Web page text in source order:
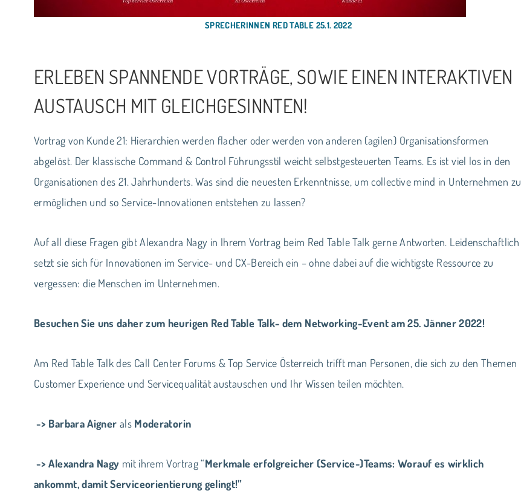
SPRECHERINNEN RED TABLE 25.1. 2022
ERLEBEN SPANNENDE VORTRÄGE, SOWIE EINEN INTERAKTIVEN
AUSTAUSCH MIT GLEICHGESINNTEN!
Vortrag von Kunde 21: Hierarchien werden flacher oder werden von anderen (agilen) Organisationsformen
abgelöst. Der klassische Command & Control Führungsstil weicht selbstgesteuerten Teams. Es ist viel los in den
Organisationen des 21. Jahrhunderts. Was sind die neuesten Erkenntnisse, um collective mind in Unternehmen zu
ermöglichen und so Service-Innovationen entstehen zu lassen?
Auf all diese Fragen gibt Alexandra Nagy in Ihrem Vortrag beim Red Table Talk gerne Antworten. Leidenschaftlich
setzt sie sich für Innovationen im Service- und CX-Bereich ein – ohne dabei auf die wichtigste Ressource zu
vergessen: die Menschen im Unternehmen.
Besuchen Sie uns daher zum heurigen Red Table Talk- dem Networking-Event am 25. Jänner 2022!
Am Red Table Talk des Call Center Forums & Top Service Österreich trifft man Personen, die sich zu den Themen
Customer Experience und Servicequalität austauschen und Ihr Wissen teilen möchten.
-> Barbara Aigner als Moderatorin
-> Alexandra Nagy mit ihrem Vortrag “Merkmale erfolgreicher (Service-)Teams: Worauf es wirklich
ankommt, damit Serviceorientierung gelingt!”